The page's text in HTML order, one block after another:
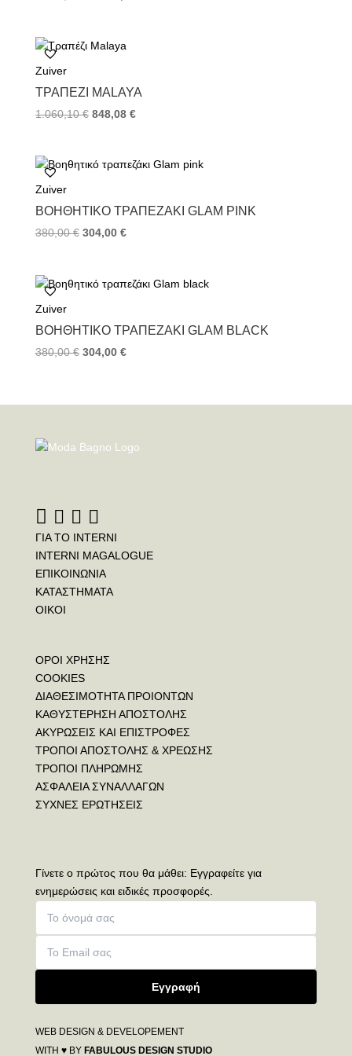
Zuiver
ΤΡΑΠΈΖΙ MALAYA
1.060,10€ 848,08 €
Zuiver
ΒΟΗΘΗΤΙΚΌ ΤΡΑΠΕΖΆΚΙ GLAM PINK
380,00€ 304,00 €
Zuiver
ΒΟΗΘΗΤΙΚΌ ΤΡΑΠΕΖΆΚΙ GLAM BLACK
380,00€ 304,00 €
ΓΙΑ ΤΟ INTERNI
INTERNI MAGALOGUE
ΕΠΙΚΟΙΝΩΝΙΑ
ΚΑΤΑΣΤΗΜΑΤΑ
ΟΙΚΟΙ
ΟΡΟΙ ΧΡΗΣΗΣ
COOKIES
ΔΙΑΘΕΣΙΜΟΤΗΤΑ ΠΡΟΙΟΝΤΩΝ
ΚΑΘΥΣΤΕΡΗΣΗ ΑΠΟΣΤΟΛΗΣ
ΑΚΥΡΩΣΕΙΣ ΚΑΙ ΕΠΙΣΤΡΟΦΕΣ
ΤΡΟΠΟΙ ΑΠΟΣΤΟΛΗΣ & ΧΡΕΩΣΗΣ
ΤΡΟΠΟΙ ΠΛΗΡΩΜΗΣ
ΑΣΦΑΛΕΙΑ ΣΥΝΑΛΛΑΓΩΝ
ΣΥΧΝΕΣ ΕΡΩΤΗΣΕΙΣ
Γίνετε ο πρώτος που θα μάθει: Εγγραφείτε για
ενημερώσεις και ειδικές προσφορές.
Εγγραφή
WEB DESIGN & DEVELOPEMENT
WITH ♥ BY FABULOUS DESIGN STUDIO